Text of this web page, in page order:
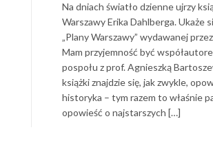
Na dniach światło dzienne ujrzy
Warszawy Erika Dahlberga. Ukaże
„Plany Warszawy” wydawanej
Mam przyjemność być
pospołu z prof. Agnieszką
książki znajdzie się, jak zwykle,
historyka – tym razem to właśnie
opowieść o najstarszych […]